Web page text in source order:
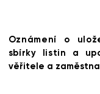
Oznámení o
sbírky listin a
věřitele a